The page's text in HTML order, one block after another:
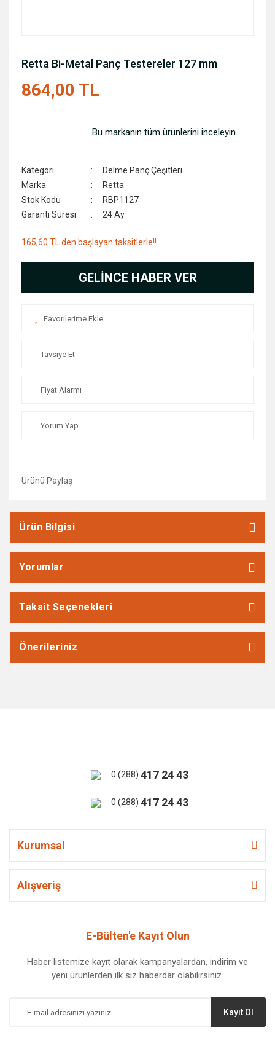
Retta Bi-Metal Panç Testereler 127 mm
864,00 TL
Bu markanın tüm ürünlerini inceleyin...
Kategori
Delme Panç Çeşitleri
Marka
Retta
Stok Kodu
RBP1127
Garanti Süresi
24 Ay
165,60 TL den başlayan taksitlerle!!
GELİNCE HABER VER
Tavsiye Et
Fiyat Alarmı
Yorum Yap
Ürünü Paylaş
Ürün Bilgisi
Yorumlar
Taksit Seçenekleri
Önerileriniz
0 (288) 417 24 43
0 (288) 417 24 43
Kurumsal
Alışveriş
E-Bülten'e Kayıt Olun
Haber listemize kayıt olarak kampanyalardan, indirim ve
yeni ürünlerden ilk siz haberdar olabilirsiniz.
Kayıt Ol